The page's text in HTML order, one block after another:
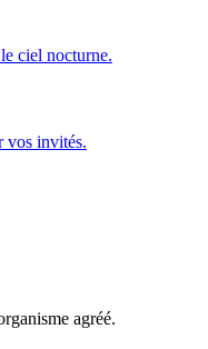
ciel nocturne.
vos invités.
agréé.